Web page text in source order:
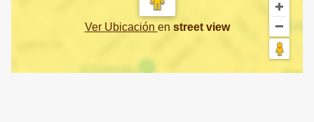
Ver Ubicación en street view